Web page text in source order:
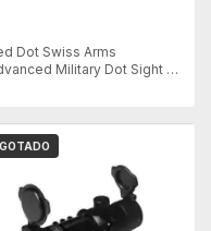
Dot Swiss Arms
Military Dot Sight -